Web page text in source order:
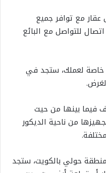
مع توافر جميع
للتواصل مع البائع
خاصة لعملك، ستجد في
فيما بينها من حيث
من ناحية الديكور
حولي بالكويت، ستجد